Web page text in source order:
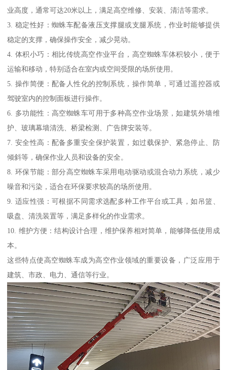
业高度，通常可达20米以上，满足高空维修、安装、清洁等需求。
3. 稳定性好：蜘蛛车配备液压支撑腿或支腿系统，作业时能够提供
稳定的支撑，确保操作安全，减少晃动。
4. 体积小巧：相比传统高空作业平台，高空蜘蛛车体积较小，便于
运输和移动，特别适合在室内或空间受限的场所使用。
5. 操作简便：配备人性化的控制系统，操作简单，可通过遥控器或
驾驶室内的控制面板进行操作。
6. 多功能性：高空蜘蛛车可用于多种高空作业场景，如建筑外墙维
护、玻璃幕墙清洗、桥梁检测、广告牌安装等。
7. 安全性高：配备多重安全保护装置，如过载保护、紧急停止、防
倾斜等，确保作业人员和设备的安全。
8. 环保节能：部分高空蜘蛛车采用电动驱动或混合动力系统，减少
噪音和污染，适合在环保要求较高的场所使用。
9. 适应性强：可根据不同需求选配多种工作平台或工具，如吊篮、
吸盘、清洗装置等，满足多样化的作业需求。
10. 维护方便：结构设计合理，维护保养相对简单，能够降低使用成
本。
这些特点使高空蜘蛛车成为高空作业领域的重要设备，广泛应用于
建筑、市政、电力、通信等行业。